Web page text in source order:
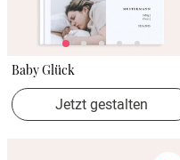
Baby Glück
Jetzt gestalten